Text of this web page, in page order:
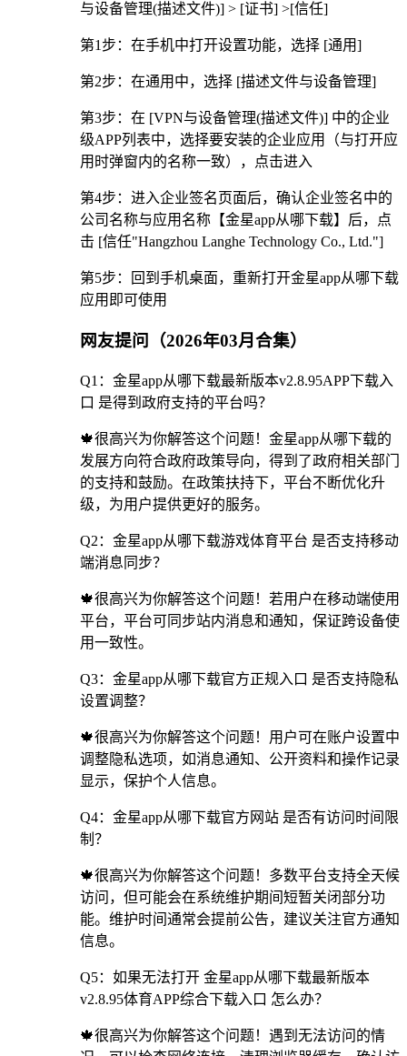
与设备管理(描述文件)] > [证书] >[信任]
第1步：在手机中打开设置功能，选择 [通用]
第2步：在通用中，选择 [描述文件与设备管理]
第3步：在 [VPN与设备管理(描述文件)] 中的企业
级APP列表中，选择要安装的企业应用（与打开应
用时弹窗内的名称一致），点击进入
第4步：进入企业签名页面后，确认企业签名中的
公司名称与应用名称【金星app从哪下载】后，点
击 [信任"Hangzhou Langhe Technology Co., Ltd."]
第5步：回到手机桌面，重新打开金星app从哪下载
应用即可使用
网友提问（2026年03月合集）
Q1：金星app从哪下载最新版本v2.8.95APP下载入
口 是得到政府支持的平台吗？
🍁很高兴为你解答这个问题！金星app从哪下载的
发展方向符合政府政策导向，得到了政府相关部门
的支持和鼓励。在政策扶持下，平台不断优化升
级，为用户提供更好的服务。
Q2：金星app从哪下载游戏体育平台 是否支持移动
端消息同步？
🍁很高兴为你解答这个问题！若用户在移动端使用
平台，平台可同步站内消息和通知，保证跨设备使
用一致性。
Q3：金星app从哪下载官方正规入口 是否支持隐私
设置调整？
🍁很高兴为你解答这个问题！用户可在账户设置中
调整隐私选项，如消息通知、公开资料和操作记录
显示，保护个人信息。
Q4：金星app从哪下载官方网站 是否有访问时间限
制？
🍁很高兴为你解答这个问题！多数平台支持全天候
访问，但可能会在系统维护期间短暂关闭部分功
能。维护时间通常会提前公告，建议关注官方通知
信息。
Q5：如果无法打开 金星app从哪下载最新版本
v2.8.95体育APP综合下载入口 怎么办？
🍁很高兴为你解答这个问题！遇到无法访问的情